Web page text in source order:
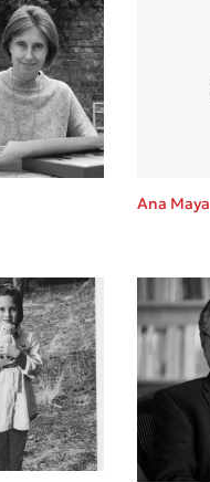
Ana Maya